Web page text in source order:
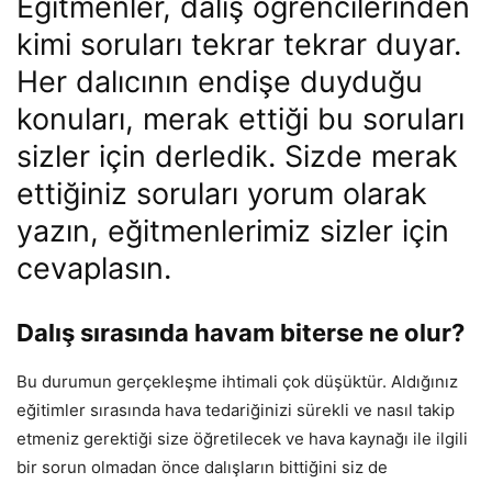
kimi soruları tekrar tekrar duyar.
Her dalıcının endişe duyduğu
konuları, merak ettiği bu soruları
sizler için derledik. Sizde merak
ettiğiniz soruları yorum olarak
yazın, eğitmenlerimiz sizler için
cevaplasın.
Dalış sırasında havam biterse ne olur?
Bu durumun gerçekleşme ihtimali çok düşüktür. Aldığınız
eğitimler sırasında hava tedariğinizi sürekli ve nasıl takip
etmeniz gerektiği size öğretilecek ve hava kaynağı ile ilgili
bir sorun olmadan önce dalışların bittiğini siz de